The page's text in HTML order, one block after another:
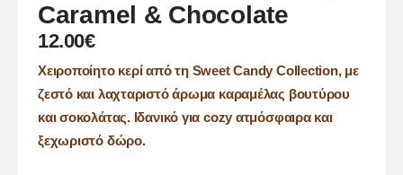
Caramel & Chocolate
12.00€
Χειροποίητο κερί από τη Sweet Candy Collection, με
ζεστό και λαχταριστό άρωμα καραμέλας βουτύρου
και σοκολάτας. Ιδανικό για cozy ατμόσφαιρα και
ξεχωριστό δώρο.